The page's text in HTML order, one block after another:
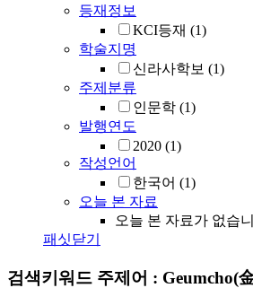
등재정보
KCI등재 (1)
학술지명
신라사학보 (1)
주제분류
인문학 (1)
발행연도
2020 (1)
작성언어
한국어 (1)
오늘 본 자료
오늘 본 자료가 없습
패싯닫기
검색키워드 주제어 : Geumcho(